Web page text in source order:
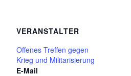
VERANSTALTER
Offenes Treffen gegen
Krieg und Militarisierung
E-Mail